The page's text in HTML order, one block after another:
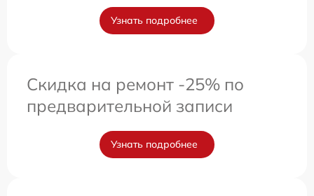
Узнать подробнее
Скидка на ремонт -25% по
предварительной записи
Узнать подробнее